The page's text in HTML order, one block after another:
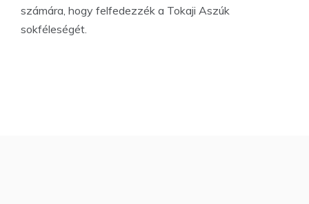
számára, hogy felfedezzék a Tokaji Aszúk
sokféleségét.